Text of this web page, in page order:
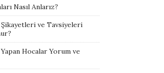
Nasıl Anlarız?
ve Tavsiyeleri
Hocalar Yorum ve